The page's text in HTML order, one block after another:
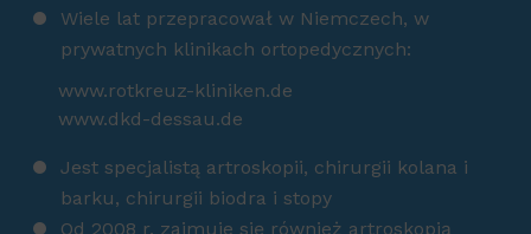
Wiele lat przepracował w Niemczech, w
prywatnych klinikach ortopedycznych:
www.rotkreuz-kliniken.de
www.dkd-dessau.de
Jest specjalistą artroskopii, chirurgii kolana i
barku, chirurgii biodra i stopy
Od 2008 r. zajmuje się również artroskopią